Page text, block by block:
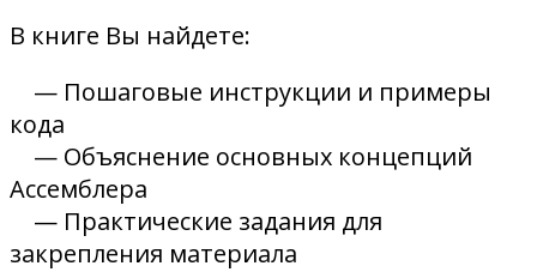
В книге Вы найдете:
— Пошаговые инструкции и примеры
кода
— Объяснение основных концепций
Ассемблера
— Практические задания для
закрепления материала